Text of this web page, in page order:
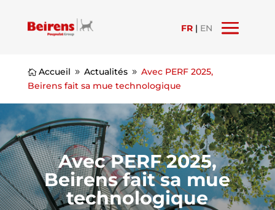
FR | EN
 Accueil 9 Actualités 9 Avec PERF 2025,
Beirens fait sa mue technologique
Avec PERF 2025,
Beirens fait sa mue
technologique